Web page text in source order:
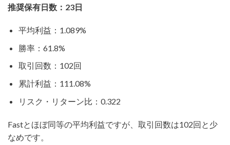
推奨保有日数：23日
平均利益：1.089%
勝率：61.8%
取引回数：102回
累計利益：111.08%
リスク・リターン比：0.322
Fastとほぼ同等の平均利益ですが、取引回数は102回と少
なめです。